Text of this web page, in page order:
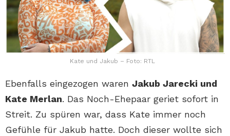
Kate und Jakub – Foto: RTL
Ebenfalls eingezogen waren Jakub Jarecki und
Kate Merlan. Das Noch-Ehepaar geriet sofort in
Streit. Zu spüren war, dass Kate immer noch
Gefühle für Jakub hatte. Doch dieser wollte sich